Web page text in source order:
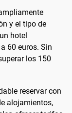
y el tipo de
hotel
60 euros. Sin
los 150
reservar con
alojamientos,